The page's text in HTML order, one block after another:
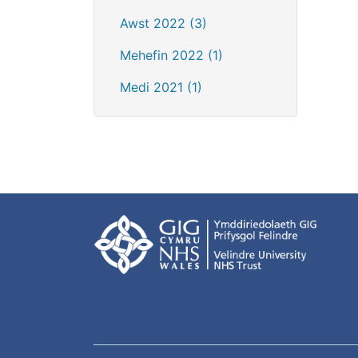
Awst 2022 (3)
Mehefin 2022 (1)
Medi 2021 (1)